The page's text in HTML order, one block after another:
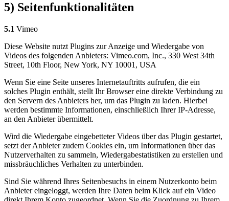
5) Seitenfunktionalitäten
5.1 Vimeo
Diese Website nutzt Plugins zur Anzeige und Wiedergabe von
Videos des folgenden Anbieters: Vimeo.com, Inc., 330 West 34th
Street, 10th Floor, New York, NY 10001, USA
Wenn Sie eine Seite unseres Internetauftritts aufrufen, die ein
solches Plugin enthält, stellt Ihr Browser eine direkte Verbindung zu
den Servern des Anbieters her, um das Plugin zu laden. Hierbei
werden bestimmte Informationen, einschließlich Ihrer IP-Adresse,
an den Anbieter übermittelt.
Wird die Wiedergabe eingebetteter Videos über das Plugin gestartet,
setzt der Anbieter zudem Cookies ein, um Informationen über das
Nutzerverhalten zu sammeln, Wiedergabestatistiken zu erstellen und
missbräuchliches Verhalten zu unterbinden.
Sind Sie während Ihres Seitenbesuchs in einem Nutzerkonto beim
Anbieter eingeloggt, werden Ihre Daten beim Klick auf ein Video